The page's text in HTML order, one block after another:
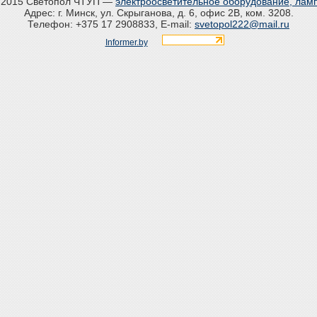
Адрес: г. Минск, ул. Скрыганова, д. 6, офис 2В, ком. 3208.
Телефон: +375 17 2908833, E-mail: svetopol222@mail.ru
Informer.by